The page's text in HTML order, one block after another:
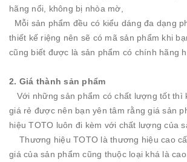
hãng nổi, không bị nhòa mờ,
Mỗi sản phẩm đều có kiểu dáng đa dạng
thiết kế riệng nên sẽ có mã sản phẩm khi
cũng biết được là sản phẩm có chính hãng
2. Giá thành sản phẩm
Với những sản phẩm có chất lượng tốt thì
giá rẻ được nên bạn yên tâm rằng giá sản
hiệu TOTO luôn đi kèm với chất lượng của
Thương hiệu TOTO là thương hiệu cao
giá của sản phẩm cũng thuộc loại khá là cao